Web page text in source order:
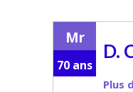
Mr
70 ans
D.
Plus